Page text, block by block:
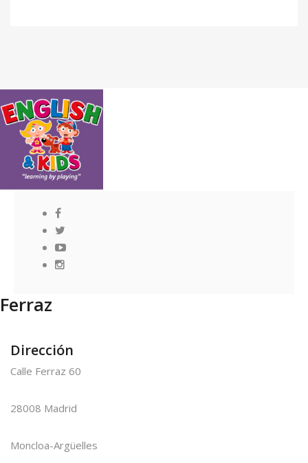
Ferraz
Dirección
Calle Ferraz 60
28008 Madrid
Moncloa-Argüelles